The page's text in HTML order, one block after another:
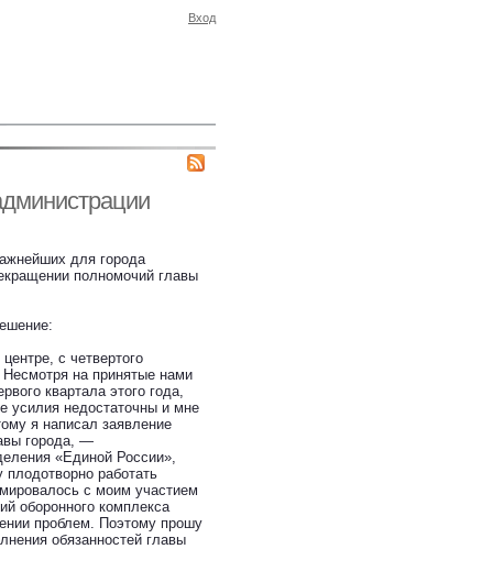
Вход
для города
полномочий главы
с четвертого
на принятые нами
квартала этого года,
недостаточны и мне
я написал заявление
города, —
«Единой России»,
работать
с моим участием
оборонного комплекса
проблем. Поэтому прошу
обязанностей главы